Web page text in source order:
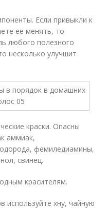
Если привыкли к
её менять, то
любого полезного
несколько улучшит
краски. Опасны
аммиак,
фемиледиамины,
свинец.
красителям.
используйте хну, чайную